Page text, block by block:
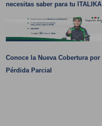
necesitas saber para tu ITALIKA
Conoce la Nueva Cobertura por
Pérdida Parcial